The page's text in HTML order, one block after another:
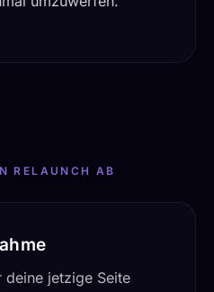
RELAUNCH AB
deine jetzige Seite